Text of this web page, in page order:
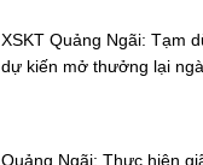
XSKT Quảng Ngãi: Tạm
dự kiến mở thưởng lại
Quảng Ngãi: Thực hiện